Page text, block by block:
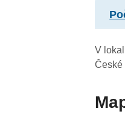
V
České